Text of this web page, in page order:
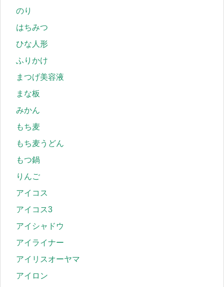
のり
はちみつ
ひな人形
ふりかけ
まつげ美容液
まな板
みかん
もち麦
もち麦うどん
もつ鍋
りんご
アイコス
アイコス3
アイシャドウ
アイライナー
アイリスオーヤマ
アイロン